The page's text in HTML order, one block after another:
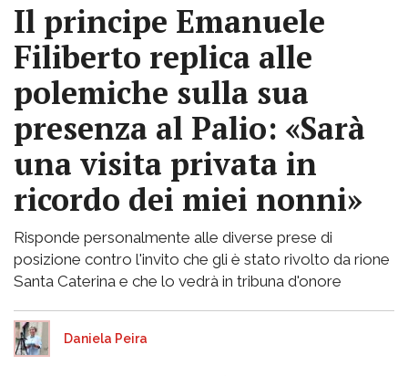
Il principe Emanuele
Filiberto replica alle
polemiche sulla sua
presenza al Palio: «Sarà
una visita privata in
ricordo dei miei nonni»
Risponde personalmente alle diverse prese di
posizione contro l'invito che gli è stato rivolto da rione
Santa Caterina e che lo vedrà in tribuna d'onore
Daniela Peira